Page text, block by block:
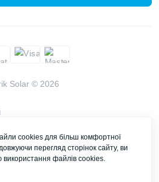
Solar © 2026
дзвінок
cookies для більш комфортної
перегляд сторінок сайту, ви
використання файлів cookies.